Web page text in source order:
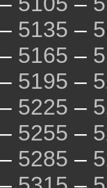
– 5135 –
– 5165 –
– 5195 –
– 5225 –
– 5255 –
– 5285 –